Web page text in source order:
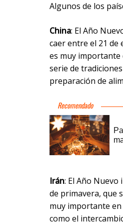
Algunos de los
China: El Año
caer entre el 21 de
es muy importante
serie de
preparación de
Irán: El Año Nuevo
de primavera, que
muy importante
como el